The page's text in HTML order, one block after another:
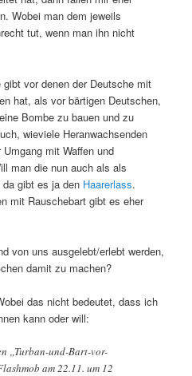
Wobei man dem jeweils
tut, wenn man ihn nicht
vor denen der Deutsche mit
hat, als vor bärtigen Deutschen,
Bombe zu bauen und zu
wieviele Heranwachsenden
mit Waffen und
man die nun auch als als
gibt es ja den Haarerlass.
mit Rauschebart gibt es eher
von uns ausgelebt/erlebt werden,
damit zu machen?
das nicht bedeutet, dass ich
kann oder will:
„Turban-und-Bart-vor-
am 22.11. um 12